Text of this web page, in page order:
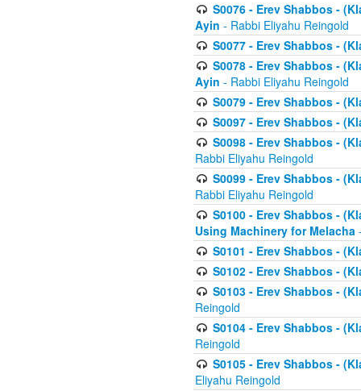
S0076 - Erev Shabbos -
Ayin - Rabbi Eliyahu Reingold
S0077 - Erev Shabbos -
S0078 - Erev Shabbos -
Ayin - Rabbi Eliyahu Reingold
S0079 - Erev Shabbos -
S0097 - Erev Shabbos -
S0098 - Erev Shabbos -
Rabbi Eliyahu Reingold
S0099 - Erev Shabbos -
Rabbi Eliyahu Reingold
S0100 - Erev Shabbos -
Using Machinery for Melacha
S0101 - Erev Shabbos -
S0102 - Erev Shabbos -
S0103 - Erev Shabbos -
Reingold
S0104 - Erev Shabbos -
Reingold
S0105 - Erev Shabbos -
Eliyahu Reingold